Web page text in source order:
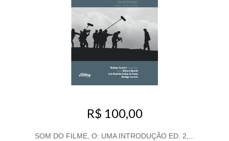
R$ 100,00
SOM DO FILME, O: UMA INTRODUÇÃO ED. 2,...